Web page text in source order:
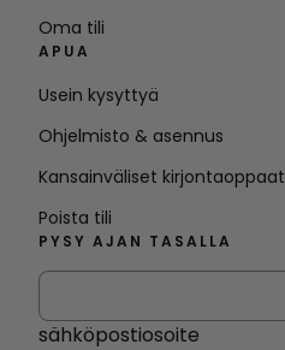
Oma tili
APUA
Usein kysyttyä
Ohjelmisto & asennus
Kansainväliset kirjontaoppaat
Poista tili
PYSY AJAN TASALLA
sähköpostiosoite